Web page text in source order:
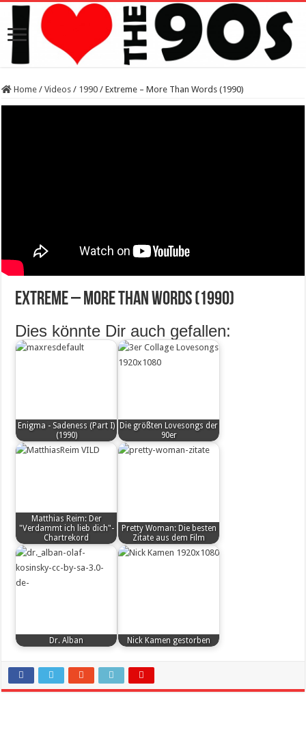
Home / Videos / 1990 / Extreme – More Than Words (1990)
Extreme – More Than Words (1990)
Dies könnte Dir auch gefallen:
Enigma - Sadeness (Part I)
(1990)
Die größten Lovesongs der
90er
Matthias Reim: Der
"Verdammt ich lieb dich"-
Chartrekord
Pretty Woman: Die besten
Zitate aus dem Film
Dr. Alban Nick Kamen gestorben